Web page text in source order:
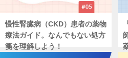
慢性腎臓病（CKD）患者の薬物
療法ガイド。なんでもない処方
箋を理解しよう！